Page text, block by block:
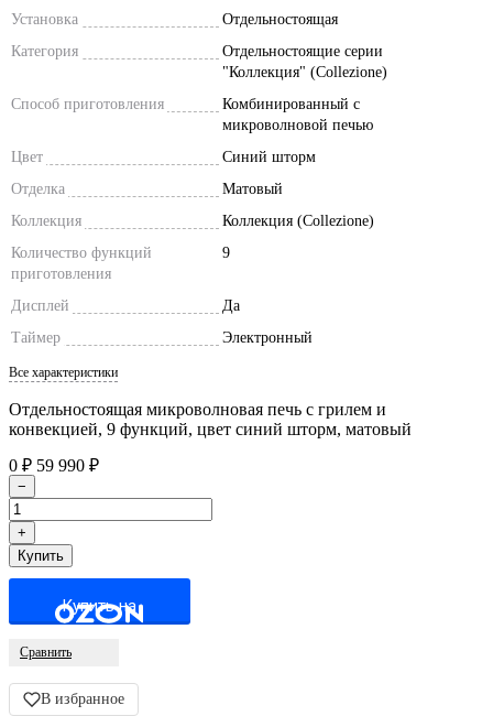
Установка
Отдельностоящая
Категория
Отдельностоящие серии
"Коллекция" (Collezione)
Способ приготовления
Комбинированный с
микроволновой печью
Цвет
Синий шторм
Отделка
Матовый
Коллекция
Коллекция (Collezione)
Количество функций
приготовления
9
Дисплей
Да
Таймер
Электронный
Все характеристики
Отдельностоящая микроволновая печь с грилем и
конвекцией, 9 функций, цвет синий шторм, матовый
0 ₽ 59 990 ₽
Купить на
Сравнить
В избранное